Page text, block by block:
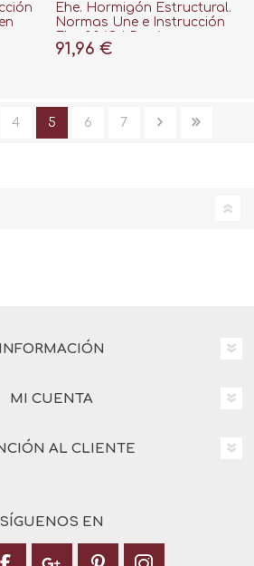
Ehe. Hormigón Estructural.
Normas Une e Instrucción
91,96 €
4 5 6 7
INFORMACIÓN
MI CUENTA
AL CLIENTE
SÍGUENOS EN